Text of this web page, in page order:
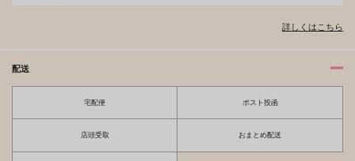
詳しくはこちら
配送
宅配便 ポスト投函
店頭受取 おまとめ配送